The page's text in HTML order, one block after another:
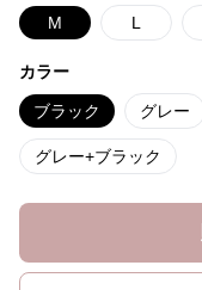
M L
カラー
ブラック グレー
グレー+ブラック